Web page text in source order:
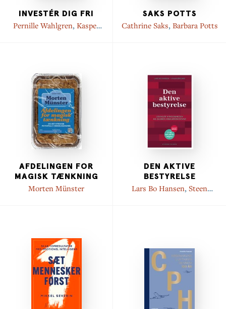
INVESTÉR DIG FRI
Pernille Wahlgren, Kasper
SAKS POTTS
Cathrine Saks, Barbara Potts
AFDELINGEN FOR
MAGISK TÆNKNING
Morten Münster
DEN AKTIVE
BESTYRELSE
Lars Bo Hansen, Steen